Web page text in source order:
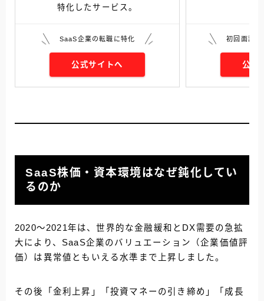
特化したサービス。
SaaS企業の転職に特化
公式サイトへ
初回面談
公式
SaaS株価・資本環境はなぜ鈍化してい
るのか
2020〜2021年は、世界的な金融緩和とDX需要の急拡
大により、SaaS企業のバリュエーション（企業価値評
価）は異常値ともいえる水準まで上昇しました。
その後「金利上昇」「投資マネーの引き締め」「成長